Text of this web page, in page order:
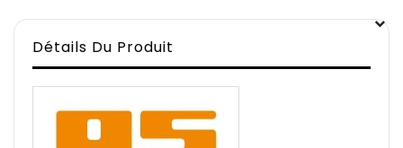
Détails Du Produit